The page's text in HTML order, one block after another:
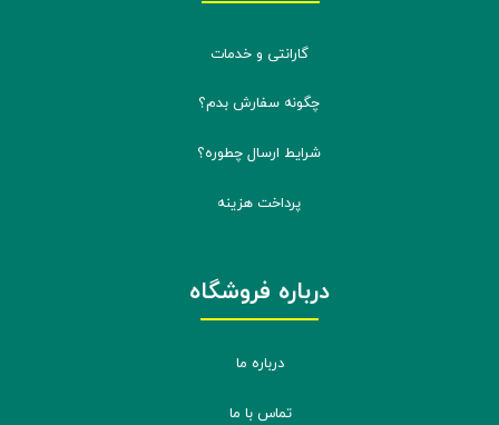
گارانتی و خدمات
چگونه سفارش بدم؟
شرایط ارسال چطوره؟
پرداخت هزینه
درباره فروشگاه
درباره ما
تماس با ما